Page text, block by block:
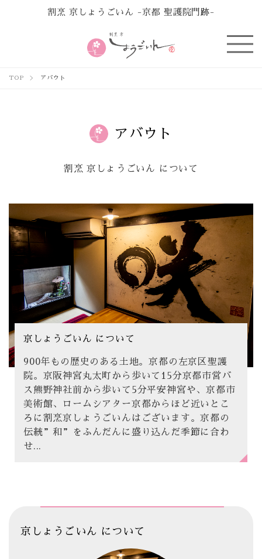
割烹 京しょうごいん -京都 聖護院門跡-
TOP アバウト
アバウト
割烹 京しょうごいん について
京しょうごいん について
900年もの歴史のある土地。京都の左京区聖護
院。京阪神宮丸太町から歩いて15分京都市営バ
ス熊野神社前から歩いて5分平安神宮や、京都市
美術館、ロームシアター京都からほど近いとこ
ろに割烹京しょうごいんはございます。京都の
伝統”和”をふんだんに盛り込んだ季節に合わ
せ...
京しょうごいん について